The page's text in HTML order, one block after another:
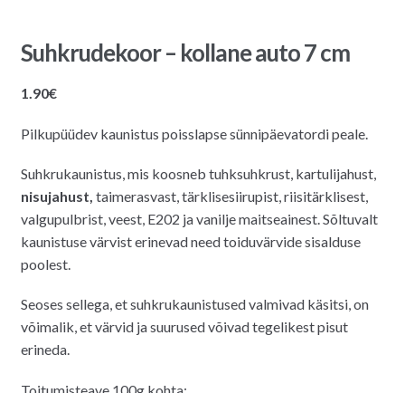
Suhkrudekoor – kollane auto 7 cm
1.90€
Pilkupüüdev kaunistus poisslapse sünnipäevatordi peale.
Suhkrukaunistus, mis koosneb tuhksuhkrust, kartulijahust,
nisujahust, taimerasvast, tärklisesiirupist, riisitärklisest,
valgupulbrist, veest, E202 ja vanilje maitseainest. Sõltuvalt
kaunistuse värvist erinevad need toiduvärvide sisalduse
poolest.
Seoses sellega, et suhkrukaunistused valmivad käsitsi, on
võimalik, et värvid ja suurused võivad tegelikest pisut
erineda.